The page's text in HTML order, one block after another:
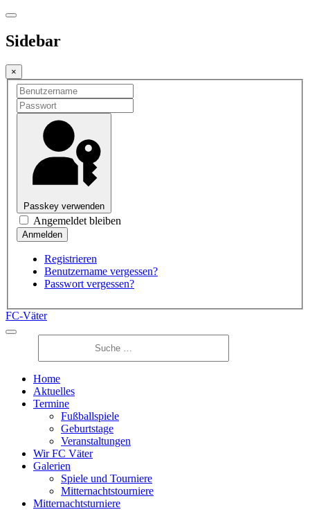
Sidebar
×
Passkey verwenden
Angemeldet bleiben
Registrieren
Benutzername vergessen?
Passwort vergessen?
FC-Väter
Home
Aktuelles
Termine
Fußballspiele
Geburtstage
Veranstaltungen
Wir FC Väter
Galerien
Spiele und Tourniere
Mitternachtstourniere
Mitternachtsturniere